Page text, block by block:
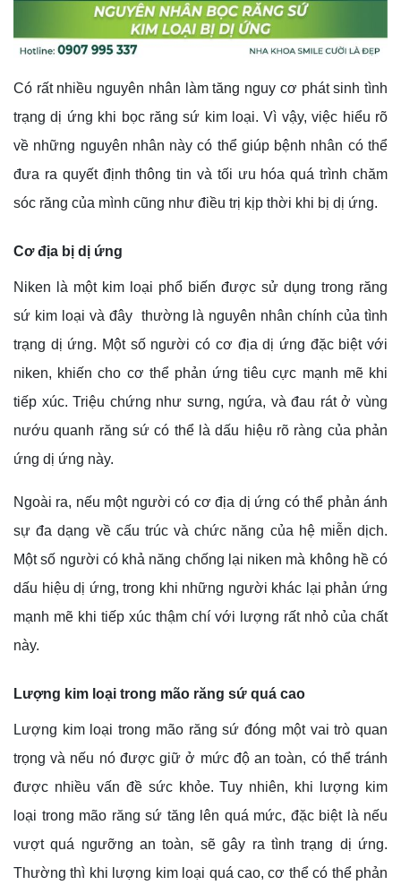
Có rất nhiều nguyên nhân làm tăng nguy cơ phát sinh tình
trạng dị ứng khi bọc răng sứ kim loại. Vì vậy, việc hiểu rõ
về những nguyên nhân này có thể giúp bệnh nhân có thể
đưa ra quyết định thông tin và tối ưu hóa quá trình chăm
sóc răng của mình cũng như điều trị kịp thời khi bị dị ứng.
Cơ địa bị dị ứng
Niken là một kim loại phổ biến được sử dụng trong răng
sứ kim loại và đây thường là nguyên nhân chính của tình
trạng dị ứng. Một số người có cơ địa dị ứng đặc biệt với
niken, khiến cho cơ thể phản ứng tiêu cực mạnh mẽ khi
tiếp xúc. Triệu chứng như sưng, ngứa, và đau rát ở vùng
nướu quanh răng sứ có thể là dấu hiệu rõ ràng của phản
ứng dị ứng này.
Ngoài ra, nếu một người có cơ địa dị ứng có thể phản ánh
sự đa dạng về cấu trúc và chức năng của hệ miễn dịch.
Một số người có khả năng chống lại niken mà không hề có
dấu hiệu dị ứng, trong khi những người khác lại phản ứng
mạnh mẽ khi tiếp xúc thậm chí với lượng rất nhỏ của chất
này.
Lượng kim loại trong mão răng sứ quá cao
Lượng kim loại trong mão răng sứ đóng một vai trò quan
trọng và nếu nó được giữ ở mức độ an toàn, có thể tránh
được nhiều vấn đề sức khỏe. Tuy nhiên, khi lượng kim
loại trong mão răng sứ tăng lên quá mức, đặc biệt là nếu
vượt quá ngưỡng an toàn, sẽ gây ra tình trạng dị ứng.
Thường thì khi lượng kim loại quá cao, cơ thể có thể phản